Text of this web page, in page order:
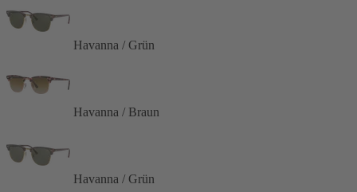
Havanna / Grün
Havanna / Braun
Havanna / Grün